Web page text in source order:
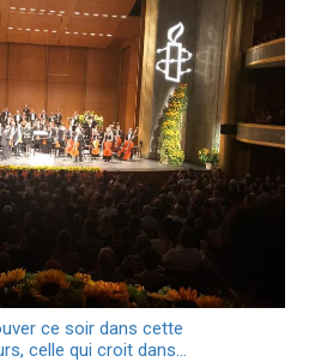
ce soir dans cette
celle qui croit dans…